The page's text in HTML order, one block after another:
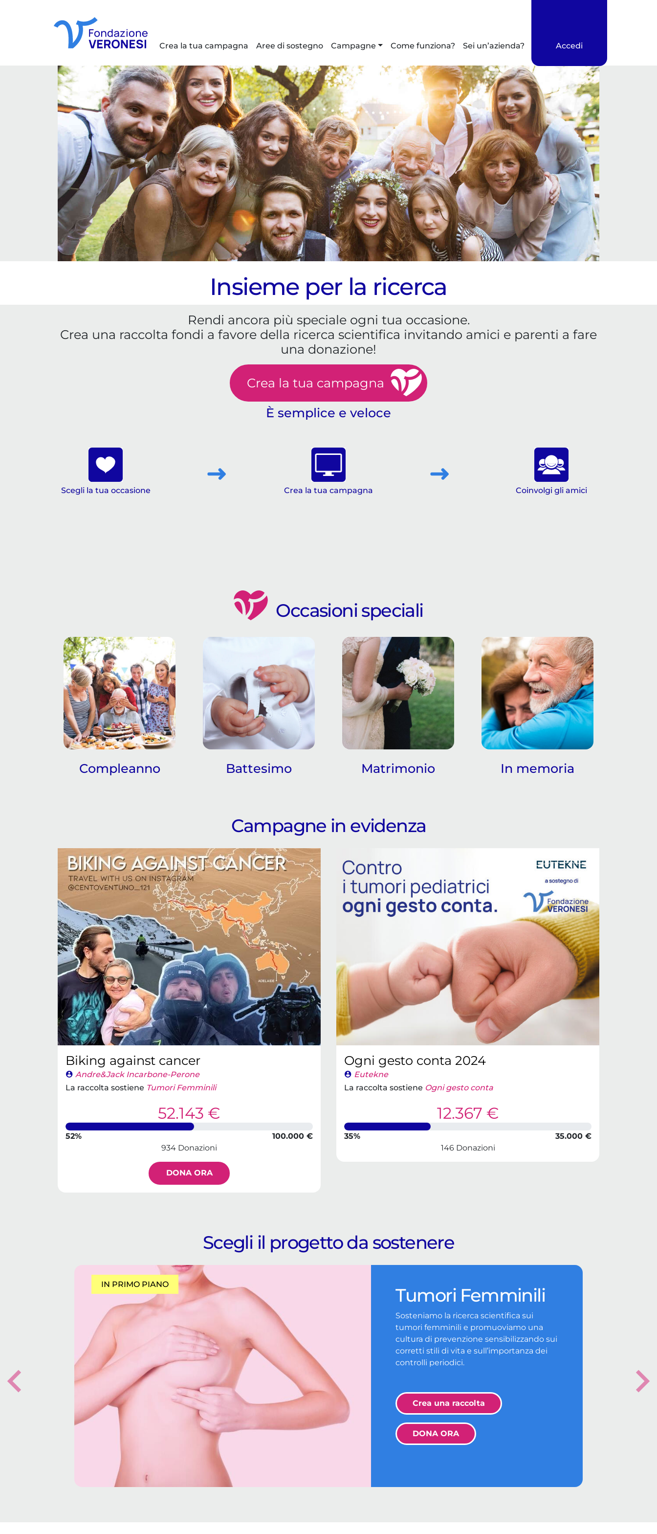
Crea la tua campagna Aree di sostegno Campagne Come funziona? Sei un’azienda? Accedi
Insieme per la ricerca
Rendi ancora più speciale ogni tua occasione.
Crea una raccolta fondi a favore della ricerca scientifica invitando amici e parenti a fare
una donazione!
Crea la tua campagna
È semplice e veloce
Scegli la tua occasione Crea la tua campagna Coinvolgi gli amici
Occasioni speciali
Compleanno Battesimo Matrimonio In memoria
Campagne in evidenza
Biking against cancer
Andre&Jack Incarbone-Perone
La raccolta sostiene Tumori Femminili
52.143 €
52%
100.000 €
934 Donazioni
DONA ORA
Ogni gesto conta 2024
Eutekne
La raccolta sostiene Ogni gesto conta
12.367 €
35%
35.000 €
146 Donazioni
Scegli il progetto da sostenere
IN PRIMO PIANO Tumori Femminili
Sosteniamo la ricerca scientifica sui
tumori femminili e promuoviamo una
cultura di prevenzione sensibilizzando sui
corretti stili di vita e sull’importanza dei
controlli periodici.
Crea una raccolta
DONA ORA
Previous